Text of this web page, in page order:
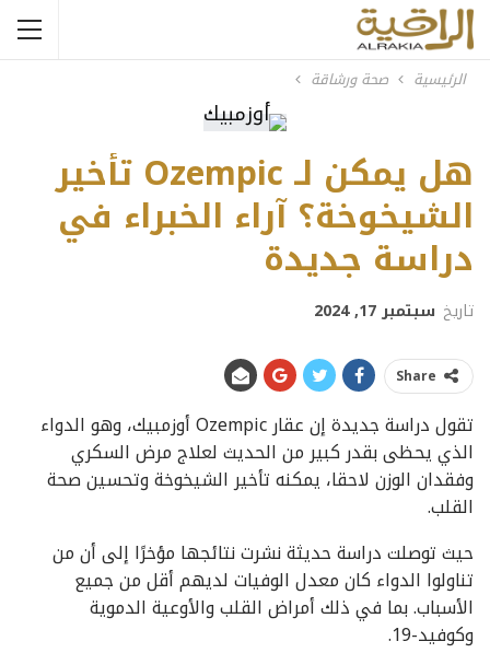
الرئيسية صحة ورشاقة
هل يمكن لـ Ozempic تأخير
الشيخوخة؟ آراء الخبراء في
دراسة جديدة
تاريخ سبتمبر 17, 2024
Share
تقول دراسة جديدة إن عقار Ozempic أوزمبيك، وهو الدواء
الذي يحظى بقدر كبير من الحديث لعلاج مرض السكري
وفقدان الوزن لاحقا، يمكنه تأخير الشيخوخة وتحسين صحة
القلب.
حيث توصلت دراسة حديثة نشرت نتائجها مؤخرًا إلى أن من
تناولوا الدواء كان معدل الوفيات لديهم أقل من جميع
الأسباب. بما في ذلك أمراض القلب والأوعية الدموية
وكوفيد-19.